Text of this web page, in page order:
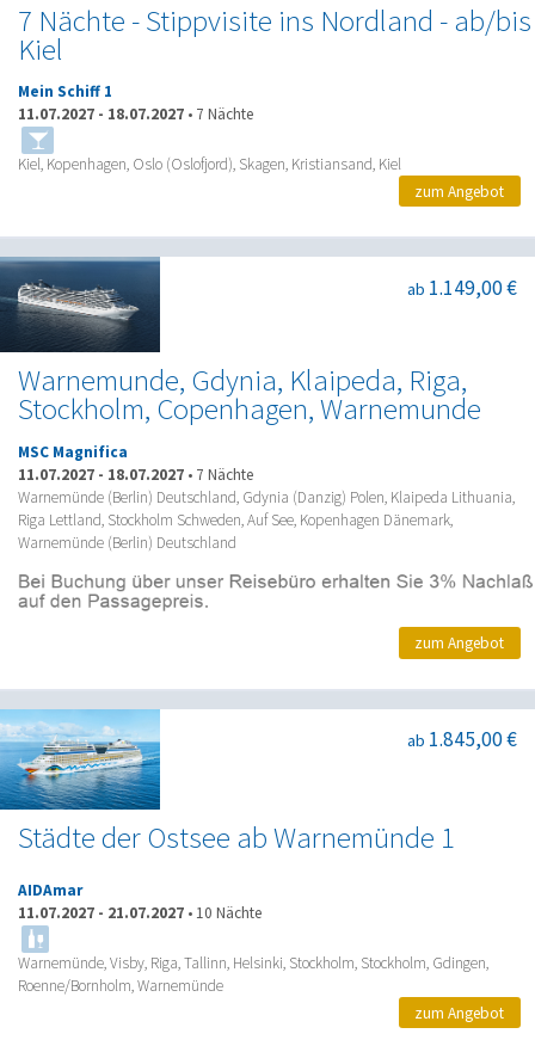
7 Nächte - Stippvisite ins Nordland - ab/bis
Kiel
Mein Schiff 1
11.07.2027 - 18.07.2027 • 7 Nächte
Kiel, Kopenhagen, Oslo (Oslofjord), Skagen, Kristiansand, Kiel
zum Angebot
Warnemunde, Gdynia, Klaipeda, Riga,
Stockholm, Copenhagen, Warnemunde
ab 1.149,00 €
MSC Magnifica
11.07.2027 - 18.07.2027 • 7 Nächte
Warnemünde (Berlin) Deutschland, Gdynia (Danzig) Polen, Klaipeda Lithuania,
Riga Lettland, Stockholm Schweden, Auf See, Kopenhagen Dänemark,
Warnemünde (Berlin) Deutschland
zum Angebot
Städte der Ostsee ab Warnemünde 1
ab 1.845,00 €
AIDAmar
11.07.2027 - 21.07.2027 • 10 Nächte
Warnemünde, Visby, Riga, Tallinn, Helsinki, Stockholm, Stockholm, Gdingen,
Roenne/Bornholm, Warnemünde
zum Angebot